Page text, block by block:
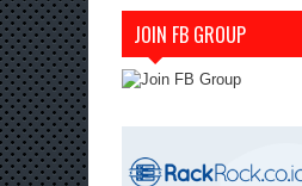
JOIN FB GROUP